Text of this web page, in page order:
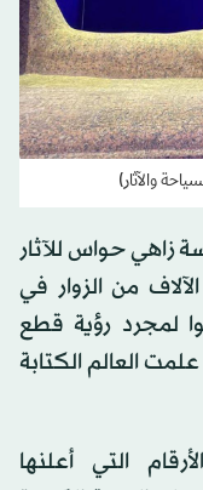
والآثار)
زاهي حواس للآثار
من الزوار في
لمجرد رؤية قطع
العالم الكتابة
التي أعلنها